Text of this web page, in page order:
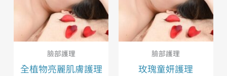
臉部護理
全植物亮麗肌膚護理
臉部護理
玫瑰童妍護理